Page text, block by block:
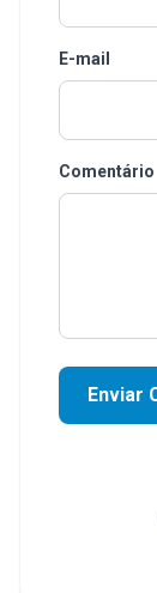
E-mail
Comentário
Enviar